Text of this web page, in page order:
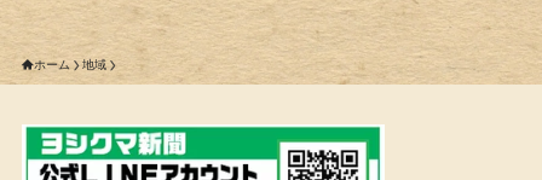
ホーム 地域